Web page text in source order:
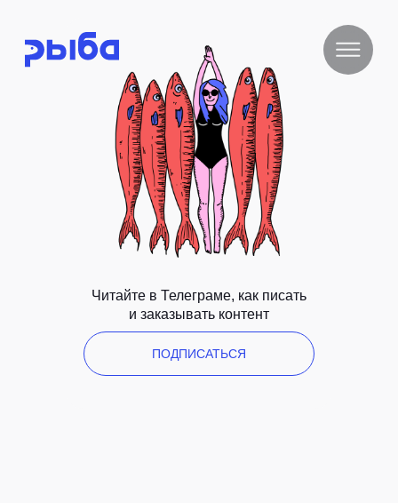
Читайте в Телеграме, как писать
и заказывать контент
ПОДПИСАТЬСЯ